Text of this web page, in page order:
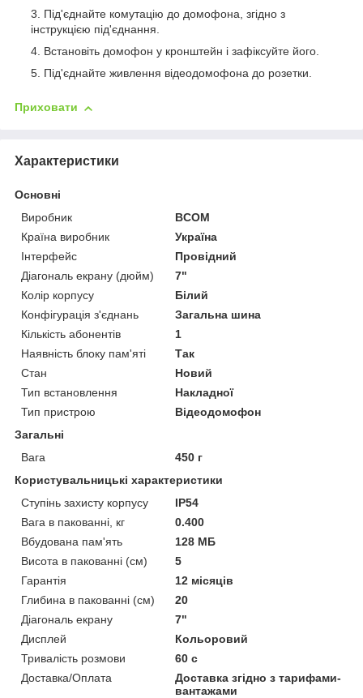
Під'єднайте комутацію до домофона, згідно з
інструкцією під'єднання.
Встановіть домофон у кронштейн і зафіксуйте його.
Під'єднайте живлення відеодомофона до розетки.
Приховати
Характеристики
Основні
Виробник
BCOM
Країна виробник
Україна
Інтерфейс
Провідний
Діагональ екрану (дюйм)
7"
Колір корпусу
Білий
Конфігурація з'єднань
Загальна шина
Кількість абонентів
1
Наявність блоку пам'яті
Так
Стан
Новий
Тип встановлення
Накладної
Тип пристрою
Відеодомофон
Загальні
Вага
450 г
Користувальницькі характеристики
Ступінь захисту корпусу
IP54
Вага в пакованні, кг
0.400
Вбудована пам'ять
128 МБ
Висота в пакованні (см)
5
Гарантія
12 місяців
Глибина в пакованні (см)
20
Діагональ екрану
7"
Дисплей
Кольоровий
Тривалість розмови
60 с
Доставка/Оплата
Доставка згідно з тарифами-
вантажами